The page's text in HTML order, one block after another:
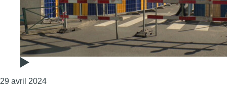
29 avril 2024Consulter l'article "Phases, perturbations, projet